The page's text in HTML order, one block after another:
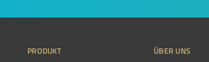
PRODUKT ÜBER UNS